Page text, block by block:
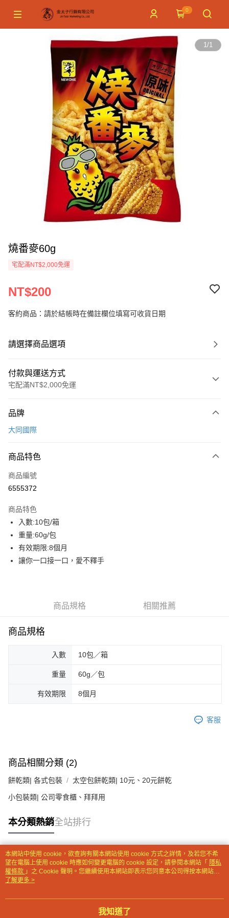
0
1/1
燒番麥60g
宅配滿NT$2,000免運
NT$200
客約商品：請於結帳時在備註欄位填寫可收貨日期
請選擇商品選項
付款與運送方式
宅配滿NT$2,000免運
信用卡一次付款
Apple Pay
街口支付
相關說明
【關於「AFTEE先享後付」】
便利好安心！
１．簡單：不需註冊會員、不需綁卡、不需儲值。
２．便利：只要手機號碼，簡訊認證，即可結帳。
３．安心：先確認商品／服務後，再付款。
結帳頁面，進行簡訊認證並確認金額後，即可完成結帳。
２．訂單成立數日內，您將收到繳費通知簡訊。
ATM／網路銀行／等多元方式進行付款，方視為交易完成。
後付繳納相關費用。
是否繳費成功／繳費後需取消欲退款等相關疑問，請聯繫「AFTEE先享後付
易，需依本服務之必要範圍內提供個人資料，並將交易相關給付款項請求債
３．未成年的使用者請事先徵得法定代理人或監護人之同意方可使用
「AFTEE先享後付」，若未經同意申辦者引起之損失，本公司不負相關責
任。
４．使用「AFTEE先享後付」時，將依據個別帳號之用戶狀況，依本公司即
時審查核予不同之上限額度；若仍有額度不足之情形，本公司將視審查結果
恩沛科技股份有限公司將有權停止該用戶之使用額度並採取法律行動。
ATM付款
貨到付款
每筆NT$130，滿NT$2,000(含以上)免運費
每筆NT$130，滿NT$2,000(含以上)免運費
品牌
大同國際
商品特色
商品編號
6555372
商品特色
入數:10包/箱
重量:60g/包
有效期限:8個月
讓你一口接一口，愛不釋手
商品規格 相關推薦
商品規格
入數 10包／箱
重量 60g／包
有效期限 8個月
客服
商品相關分類 (2)
餅乾類| 各式包裝 太空包餅乾類| 10元、20元餅乾
小包裝類| 公司零食櫃、拜拜用
本分類熱銷全站排行
熱門標籤
本網站中使用 cookie，欲查詢有關本網站使用 cookie 方式之詳情，及若您不希
望在電腦上使用 cookie 時應如何變更電腦的 cookie 設定，請參閱本網站「 隱私
權條款 」之 Cookie 聲明。您繼續使用本網站即表示您同意本公司得按本網站使
用條款之 Cookie 聲明使用 cookie。
了解更多 >
我知道了